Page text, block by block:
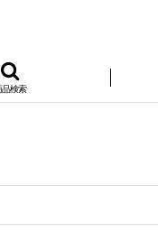
品検索